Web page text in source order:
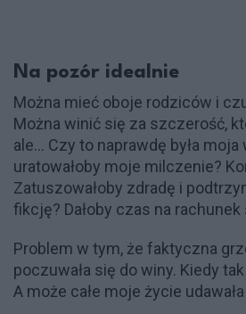
Na pozór idealnie
Można mieć oboje rodziców i
Można winić się za szczerość,
ale… Czy to naprawdę była moja
uratowałoby moje milczenie?
Zatuszowałoby zdradę i
fikcję? Dałoby czas na
Problem w tym, że faktyczna
poczuwała się do winy. Kiedy
A może całe moje życie